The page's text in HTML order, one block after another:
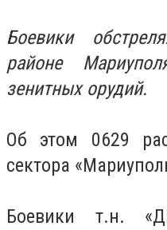
Боевики
районе
зенитных орудий.
Об этом 0629
сектора
Боевики т.н.